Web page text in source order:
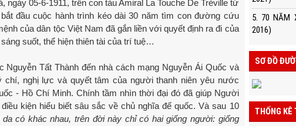
05-6-1911, trên con tàu Amiral La Touche De Tréville từ
đầu cuộc hành trình kéo dài 30 năm tìm con đường cứu
của dân tộc Việt Nam đã gắn liền với quyết định ra đi của
suốt, thể hiện thiên tài của trí tuệ…
Tất Thành đến nhà cách mạng Nguyễn Ái Quốc và
nghị lực và quyết tâm của người thanh niên yêu nước
- Hồ Chí Minh. Chính tầm nhìn thời đại đó đã giúp Người
kiện hiểu biết sâu sắc về chủ nghĩa đế quốc. Và sau 10
da có khác nhau, trên đời này chỉ có hai giống người: giống
5. 70 NĂM
2016)
SƠ ĐỒ
THỐNG KÊ